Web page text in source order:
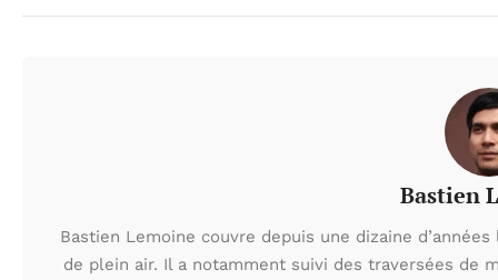
Bastien
Bastien Lemoine couvre depuis une dizaine
de plein air. Il a notamment suivi des traversées de